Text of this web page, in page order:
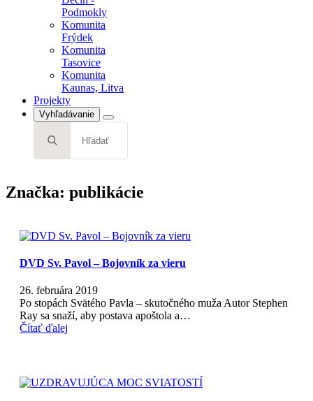
Podmokly
Komunita
Frýdek
Komunita
Tasovice
Komunita
Kaunas, Litva
Projekty
Vyhľadávanie
for:
Komunita
Kaunas, Litva
Projekty
Značka: publikácie
DVD Sv. Pavol – Bojovník za vieru
26. februára 2019
Po stopách Svätého Pavla – skutočného muža Autor Stephen
Ray sa snaží, aby postava apoštola a…
Čítať ďalej